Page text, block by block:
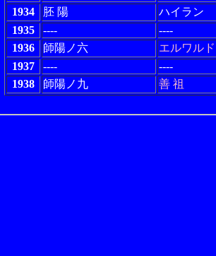
1934
胚 陽
ハイラン
1935
----
----
1936
師陽ノ 六
エルワルド
1937
----
----
1938
師陽ノ 九 善 祖